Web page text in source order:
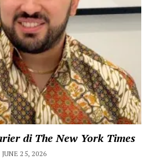
di The New York Times
JUNE 25, 2026